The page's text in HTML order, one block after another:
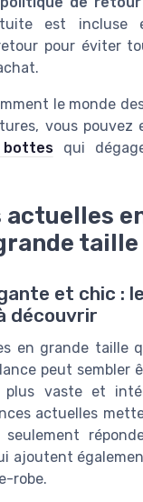
est incluse
pour éviter
le monde
vous pouvez
qui
actuelles
taille
et chic :
découvrir
en grande taille
peut sembler
vaste et
actuelles
ajoutent
robe.